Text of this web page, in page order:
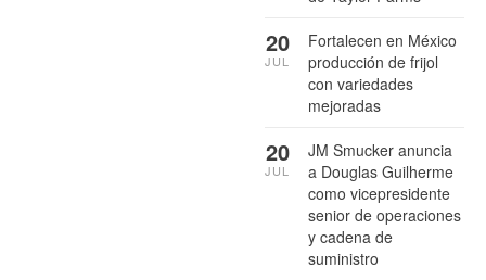
Fortalecen en México
producción de frijol
con variedades
mejoradas
20
JUL
JM Smucker anuncia
a Douglas Guilherme
como vicepresidente
senior de operaciones
y cadena de
suministro
20
JUL